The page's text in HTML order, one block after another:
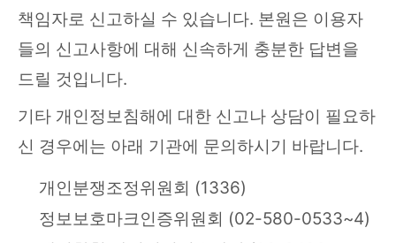
책임자로 신고하실 수 있습니다. 본원은 이용자
들의 신고사항에 대해 신속하게 충분한 답변을
드릴 것입니다.
기타 개인정보침해에 대한 신고나 상담이 필요하
신 경우에는 아래 기관에 문의하시기 바랍니다.
개인분쟁조정위원회 (1336)
정보보호마크인증위원회 (02-580-0533~4)